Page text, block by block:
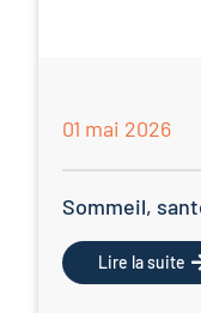
01 mai 2026
Sommeil,
Lire la suite